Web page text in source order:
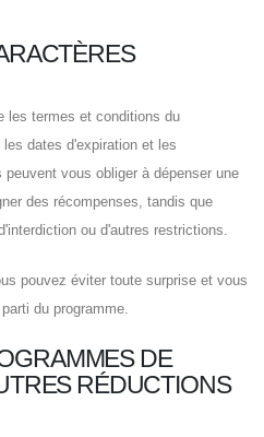
les termes et conditions du
dates d'expiration et les
vous obliger à dépenser une
des récompenses, tandis que
ou d'autres restrictions.
pouvez éviter toute surprise et vous
du programme.
DE
RÉDUCTIONS